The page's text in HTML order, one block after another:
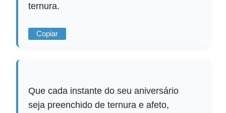
ternura.
Copiar
Que cada instante do seu aniversário
seja preenchido de ternura e afeto,